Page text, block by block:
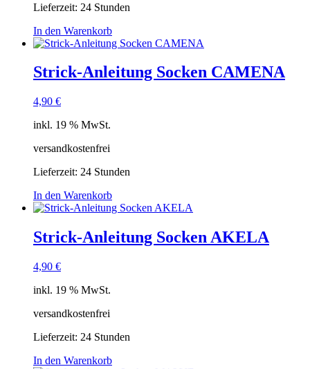
Lieferzeit: 24 Stunden
In den Warenkorb
Strick-Anleitung Socken CAMENA
4,90 €
inkl. 19 % MwSt.
versandkostenfrei
Lieferzeit: 24 Stunden
In den Warenkorb
Strick-Anleitung Socken AKELA
4,90 €
inkl. 19 % MwSt.
versandkostenfrei
Lieferzeit: 24 Stunden
In den Warenkorb